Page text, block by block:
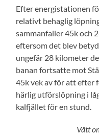
Efter energistationen
relativt behaglig
sammanfaller 45k och
eftersom det blev
ungefär 28 kilometer
banan fortsatte mot
45k vek av för att efter
härlig utförslöpning i
kalfjället för en stund.
Vått